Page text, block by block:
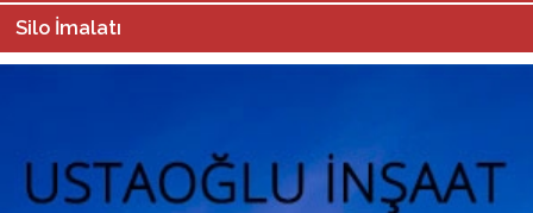
Silo İmalatı